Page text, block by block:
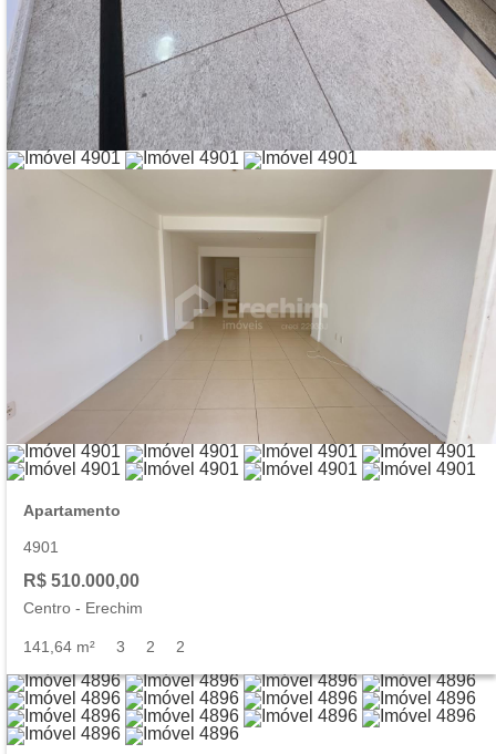
Apartamento
4901
R$ 510.000,00
Centro - Erechim
141,64 m² 3 2 2